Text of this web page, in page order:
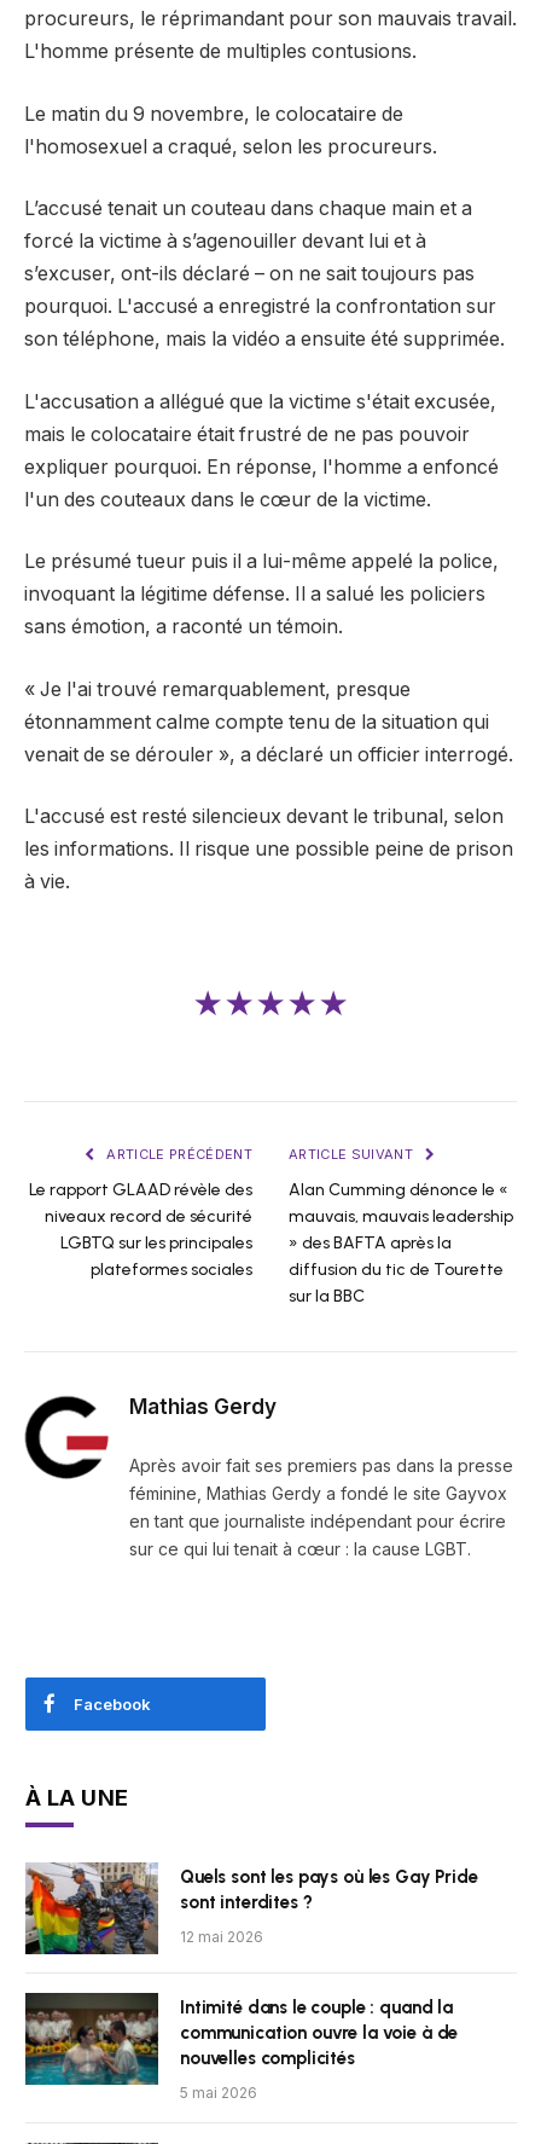
procureurs, le réprimandant pour son mauvais travail.
L'homme présente de multiples contusions.
Le matin du 9 novembre, le colocataire de
l'homosexuel a craqué, selon les procureurs.
L’accusé tenait un couteau dans chaque main et a
forcé la victime à s’agenouiller devant lui et à
s’excuser, ont-ils déclaré – on ne sait toujours pas
pourquoi. L'accusé a enregistré la confrontation sur
son téléphone, mais la vidéo a ensuite été supprimée.
L'accusation a allégué que la victime s'était excusée,
mais le colocataire était frustré de ne pas pouvoir
expliquer pourquoi. En réponse, l'homme a enfoncé
l'un des couteaux dans le cœur de la victime.
Le présumé tueur puis il a lui-même appelé la police,
invoquant la légitime défense. Il a salué les policiers
sans émotion, a raconté un témoin.
« Je l'ai trouvé remarquablement, presque
étonnamment calme compte tenu de la situation qui
venait de se dérouler », a déclaré un officier interrogé.
L'accusé est resté silencieux devant le tribunal, selon
les informations. Il risque une possible peine de prison
à vie.
★★★★★
ARTICLE PRÉCÉDENT
Le rapport GLAAD révèle des
niveaux record de sécurité
LGBTQ sur les principales
plateformes sociales
ARTICLE SUIVANT
Alan Cumming dénonce le «
mauvais, mauvais leadership
» des BAFTA après la
diffusion du tic de Tourette
sur la BBC
Mathias Gerdy
Après avoir fait ses premiers pas dans la presse
féminine, Mathias Gerdy a fondé le site Gayvox
en tant que journaliste indépendant pour écrire
sur ce qui lui tenait à cœur : la cause LGBT.
Facebook
À LA UNE
Quels sont les pays où les Gay Pride
sont interdites ?
12 mai 2026
Intimité dans le couple : quand la
communication ouvre la voie à de
nouvelles complicités
5 mai 2026